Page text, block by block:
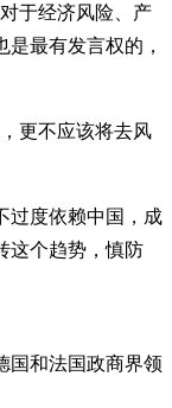
于经济风险、产
最有发言权的，
更不应该将去风
过度依赖中国，成
这个趋势，慎防
国和法国政商界领